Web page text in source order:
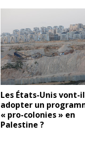
Les États-Unis vont-
adopter un
« pro-colonies » en
Palestine ?